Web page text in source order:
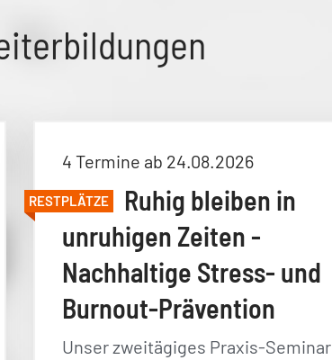
4 Termine ab 24.08.2026
RESTPLÄTZE
Ruhig bleiben in
unruhigen Zeiten -
Nachhaltige Stress- und
Burnout-Prävention
Unser zweitägiges Praxis-Seminar